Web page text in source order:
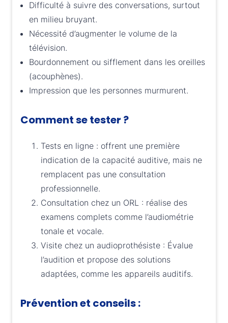
Difficulté à suivre des conversations, surtout
en milieu bruyant.
Nécessité d’augmenter le volume de la
télévision.
Bourdonnement ou sifflement dans les oreilles
(acouphènes).
Impression que les personnes murmurent.
Comment se tester ?
Tests en ligne : offrent une première
indication de la capacité auditive, mais ne
remplacent pas une consultation
professionnelle.
Consultation chez un ORL : réalise des
examens complets comme l’audiométrie
tonale et vocale.
Visite chez un audioprothésiste : Évalue
l’audition et propose des solutions
adaptées, comme les appareils auditifs.
Prévention et conseils :